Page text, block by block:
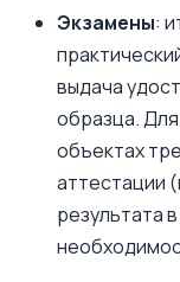
Экзамены:
выдача
образца.
объектах
аттестации
результата